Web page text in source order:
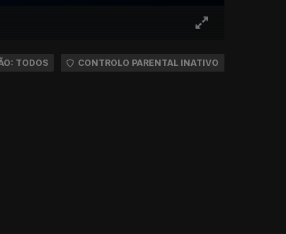
TODOS CONTROLO PARENTAL INATIVO